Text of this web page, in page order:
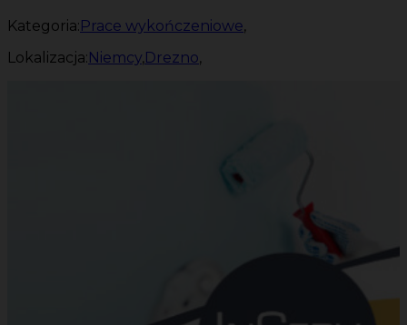
Kategoria:Prace wykończeniowe,
Lokalizacja:Niemcy,Drezno,